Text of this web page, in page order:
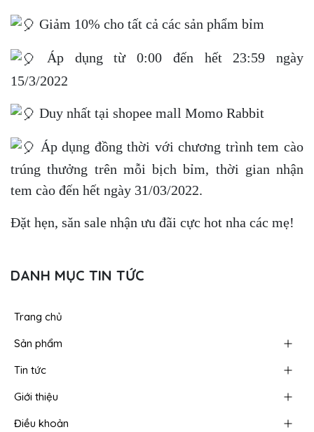
Giảm 10% cho tất cả các sản phẩm bỉm
Áp dụng từ 0:00 đến hết 23:59 ngày
15/3/2022
Duy nhất tại shopee mall Momo Rabbit
Áp dụng đồng thời với chương trình tem cào
trúng thưởng trên mỗi bịch bỉm, thời gian nhận
tem cào đến hết ngày 31/03/2022.
Đặt hẹn, săn sale nhận ưu đãi cực hot nha các mẹ!
DANH MỤC TIN TỨC
Trang chủ
Sản phẩm
Tin tức
Giới thiệu
Điều khoản